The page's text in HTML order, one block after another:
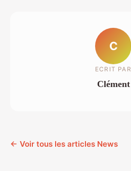
C
ECRIT PAR
Clément
← Voir tous les articles News